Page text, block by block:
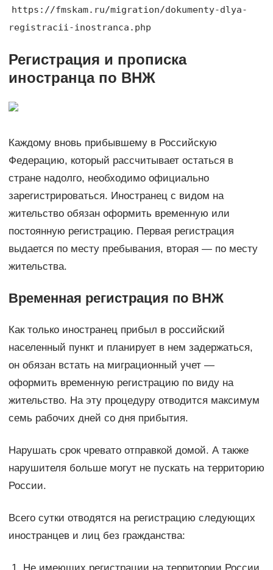
https://fmskam.ru/migration/dokumenty-dlya-
registracii-inostranca.php
Регистрация и прописка
иностранца по ВНЖ
Каждому вновь прибывшему в Российскую
Федерацию, который рассчитывает остаться в
стране надолго, необходимо официально
зарегистрироваться. Иностранец с видом на
жительство обязан оформить временную или
постоянную регистрацию. Первая регистрация
выдается по месту пребывания, вторая — по месту
жительства.
Временная регистрация по ВНЖ
Как только иностранец прибыл в российский
населенный пункт и планирует в нем задержаться,
он обязан встать на миграционный учет —
оформить временную регистрацию по виду на
жительство. На эту процедуру отводится максимум
семь рабочих дней со дня прибытия.
Нарушать срок чревато отправкой домой. А также
нарушителя больше могут не пускать на территорию
России.
Всего сутки отводятся на регистрацию следующих
иностранцев и лиц без гражданства: